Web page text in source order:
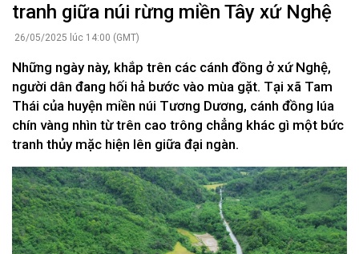
tranh giữa núi rừng miền Tây xứ Nghệ
26/05/2025 lúc 14:00 (GMT)
Những ngày này, khắp trên các cánh đồng ở xứ Nghệ,
người dân đang hối hả bước vào mùa gặt. Tại xã Tam
Thái của huyện miền núi Tương Dương, cánh đồng lúa
chín vàng nhìn từ trên cao trông chẳng khác gì một bức
tranh thủy mặc hiện lên giữa đại ngàn.